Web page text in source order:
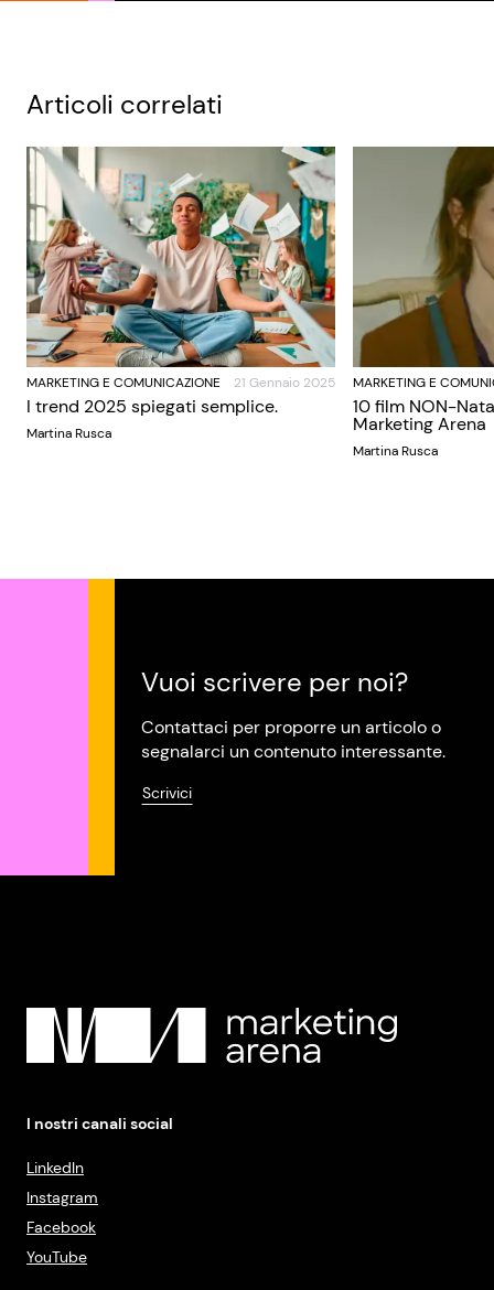
Articoli correlati
MARKETING E COMUNICAZIONE 21 Gennaio 2025
I trend 2025 spiegati semplice.
Martina Rusca
MARKETING E
10 film NON-
Marketing Arena
Martina Rusca
Vuoi scrivere per noi?
Contattaci per proporre un articolo o
segnalarci un contenuto interessante.
Scrivici
I nostri canali social
LinkedIn
Instagram
Facebook
YouTube